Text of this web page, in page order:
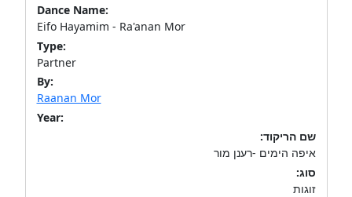
Dance Name:
Eifo Hayamim - Ra'anan Mor
Type:
Partner
By:
Raanan Mor
Year:
שם הריקוד:
איפה הימים -רענן מור
סוג:
זוגות